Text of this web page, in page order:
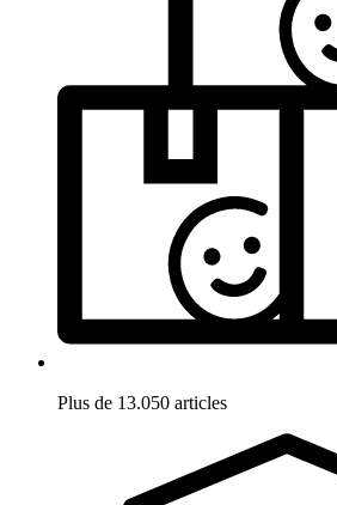
Plus de 13.050 articles